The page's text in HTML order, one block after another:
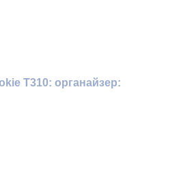
T310: органайзер: